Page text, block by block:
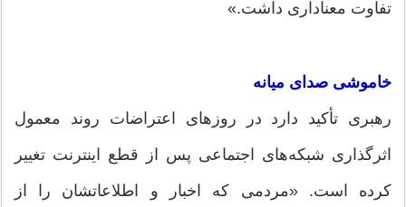
تفاوت معناداری داشت.»
خاموشی صدای میانه
رهبری تأکید دارد در روزهای اعتراضات روند معمول
اثرگذاری شبکه‌های اجتماعی پس از قطع اینترنت تغییر
کرده است. «مردمی که اخبار و اطلاعاتشان را از